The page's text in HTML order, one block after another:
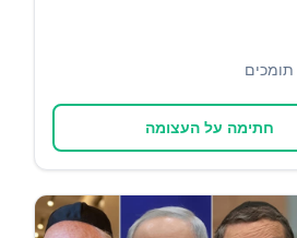
תומכים
חתימה על העצומה